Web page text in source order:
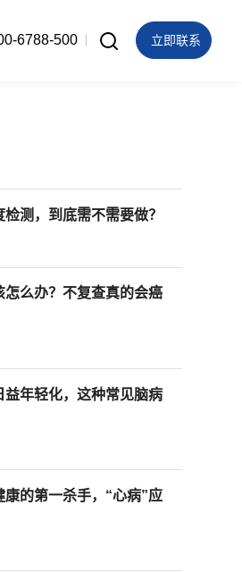
6788-500 立即联系
测，到底需不需要做？
么办？不复查真的会癌
益年轻化，这种常见脑病
的第一杀手，“心病”应